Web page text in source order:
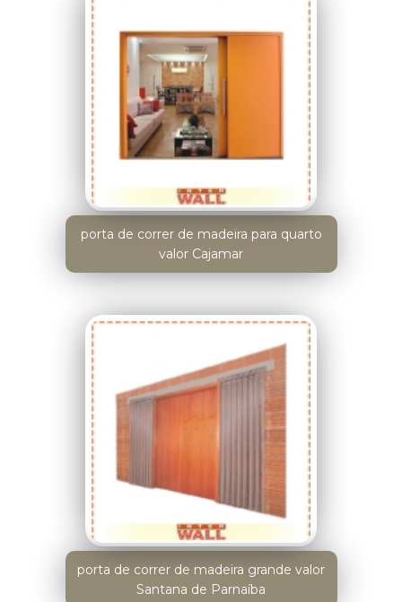
porta de correr de madeira para quarto
valor Cajamar
porta de correr de madeira grande valor
Santana de Parnaíba